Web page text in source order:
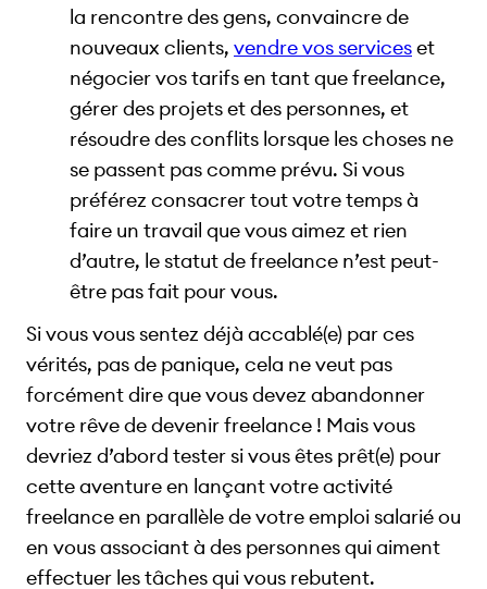
la rencontre des gens, convaincre de
nouveaux clients, vendre vos serviceset
négocier vos tarifs en tant que freelance,
gérer des projets et des personnes, et
résoudre des conflits lorsque les choses ne
se passent pas comme prévu. Si vous
préférez consacrer tout votre temps à
faire un travail que vous aimez et rien
d’autre, le statut de freelance n’est peut-
être pas fait pour vous.
Si vous vous sentez déjà accablé(e) par ces
vérités, pas de panique, cela ne veut pas
forcément dire que vous devez abandonner
votre rêve de devenir freelance ! Mais vous
devriez d’abord tester si vous êtes prêt(e) pour
cette aventure en lançant votre activité
freelance en parallèle de votre emploi salarié ou
en vous associant à des personnes qui aiment
effectuer les tâches qui vous rebutent.